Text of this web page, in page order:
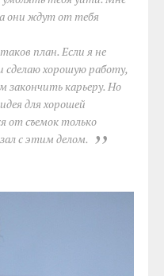
они ждут от тебя
план. Если я не
хорошую работу,
карьеру. Но
для хорошей
от съемок только
с этим делом.